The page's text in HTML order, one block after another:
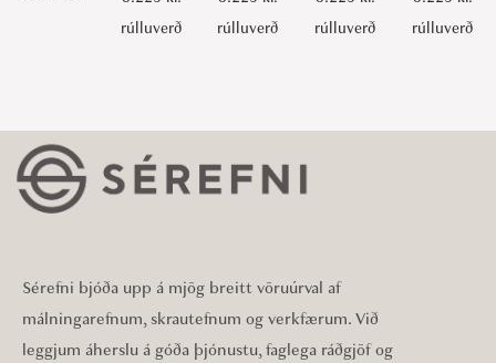
rúlluverð
rúlluverð
rúlluverð
rúlluverð
Sérefni bjóða upp á mjög breitt vöruúrval af
málningarefnum, skrautefnum og verkfærum. Við
leggjum áherslu á góða þjónustu, faglega ráðgjöf og